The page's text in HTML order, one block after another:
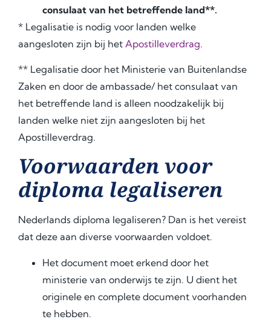
consulaat van het betreffende land**.
* Legalisatie is nodig voor landen welke
aangesloten zijn bij het Apostilleverdrag.
** Legalisatie door het Ministerie van Buitenlandse
Zaken en door de ambassade/ het consulaat van
het betreffende land is alleen noodzakelijk bij
landen welke niet zijn aangesloten bij het
Apostilleverdrag.
Voorwaarden voor
diploma legaliseren
Nederlands diploma legaliseren? Dan is het vereist
dat deze aan diverse voorwaarden voldoet.
Het document moet erkend door het
ministerie van onderwijs te zijn. U dient het
originele en complete document voorhanden
te hebben.